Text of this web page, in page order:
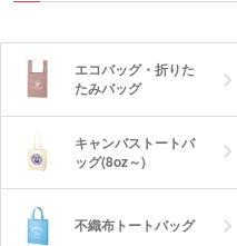
エコバッグ・折りた
たみバッグ
キャンバストートバ
ッグ(8oz～)
不織布トートバッグ